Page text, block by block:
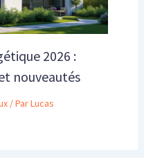
2026 :
nouveautés
/ ParLucas